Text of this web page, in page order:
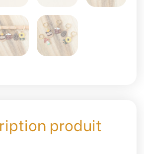
produit